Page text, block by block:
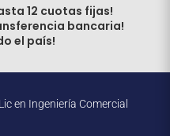
12 cuotas fijas!
bancaria!
el país!
en Ingeniería Comercial